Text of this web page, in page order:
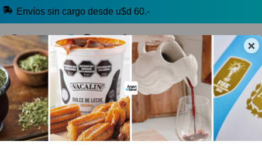
×
Envíos sin cargo desde u$d 60.-
🔥 Alfajores y Golosinas
🧉 Clásicos argentinos 🏷️ Todas las categorías